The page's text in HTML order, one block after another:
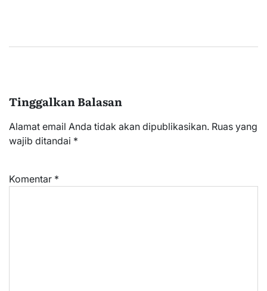
Tinggalkan Balasan
Alamat email Anda tidak akan dipublikasikan. Ruas yang
wajib ditandai *
Komentar *